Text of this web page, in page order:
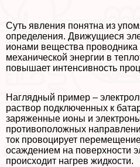
Суть явления понятна из
определения. Движущиеся
ионами вещества
механической энергии в
повышает интенсивность
Наглядный пример –
раствор подключенных к
заряженные ионы и
противоположных
ток провоцирует
осаждением на поверхности
происходит нагрев жидкости.